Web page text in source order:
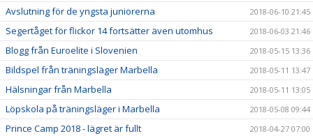
Avslutning för de yngsta juniorerna 2018-06-10 21:45
Segertåget för flickor 14 fortsätter även utomhus 2018-06-03 21:46
Blogg från Euroelite i Slovenien 2018-05-15 13:36
Bildspel från träningsläger Marbella 2018-05-11 13:47
Hälsningar från Marbella 2018-05-11 13:05
Löpskola på träningsläger i Marbella 2018-05-08 09:44
Prince Camp 2018 - lägret är fullt 2018-04-27 07:00